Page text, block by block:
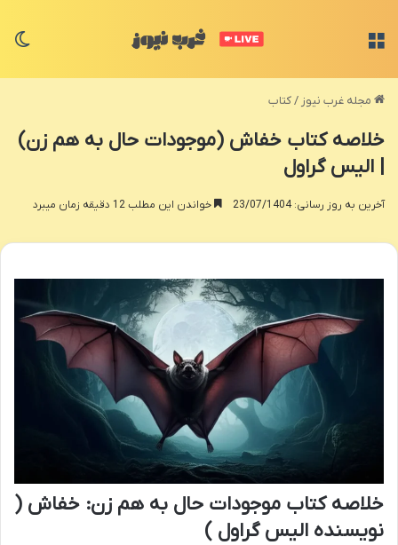
مجله غرب نیوز /کتاب
خلاصه کتاب خفاش (موجودات حال به هم زن)
| الیس گراول
آخرین به روز رسانی: 23/07/1404 خواندن این مطلب 12 دقیقه زمان میبرد
خلاصه کتاب موجودات حال به هم زن: خفاش (
نویسنده الیس گراول )